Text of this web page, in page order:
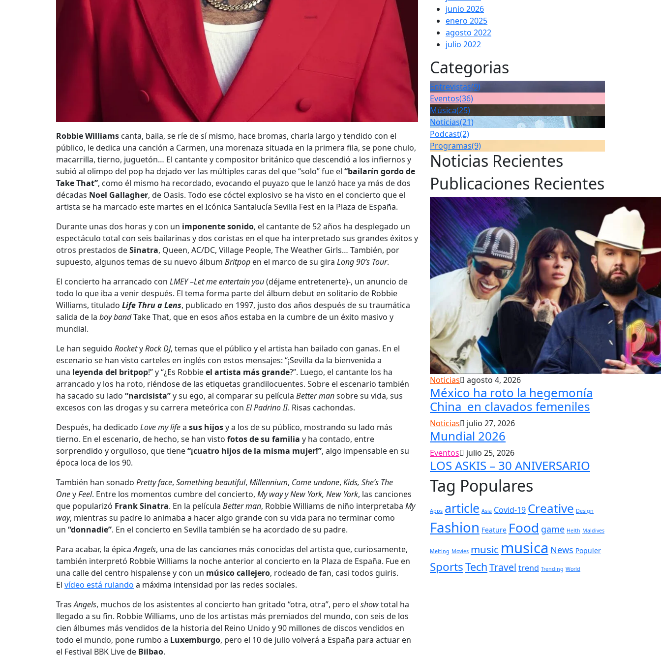
Robbie Williams canta, baila, se ríe de sí mismo, hace bromas, charla largo y tendido con el
público, le dedica una canción a Carmen, una morenaza situada en la primera fila, se pone chulo,
macarrilla, tierno, juguetón… El cantante y compositor británico que descendió a los infiernos y
subió al olimpo del pop ha dejado ver las múltiples caras del que “solo” fue el “bailarín gordo de
Take That”, como él mismo ha recordado, evocando el puyazo que le lanzó hace ya más de dos
décadas Noel Gallagher, de Oasis. Todo ese cóctel explosivo se ha visto en el concierto que el
artista se ha marcado este martes en el Icónica Santalucía Sevilla Fest en la Plaza de España.
Durante unas dos horas y con un imponente sonido, el cantante de 52 años ha desplegado un
espectáculo total con seis bailarinas y dos coristas en el que ha interpretado sus grandes éxitos y
otros prestados deSinatra, Queen, AC/DC, Village People, The Weather Girls… También, por
supuesto, algunos temas de su nuevo álbum Britpop en el marco de su gira Long 90’s Tour.
El concierto ha arrancado con LMEY–Let me entertain you(déjame entretenerte)-, un anuncio de
todo lo que iba a venir después. El tema forma parte del álbum debut en solitario de Robbie
Williams, titulado Life Thru a Lens, publicado en 1997, justo dos años después de su traumática
salida de la boy bandTake That, que en esos años estaba en la cumbre de un éxito masivo y
mundial.
Le han seguido RocketyRock DJ, temas que el público y el artista han bailado con ganas. En el
escenario se han visto carteles en inglés con estos mensajes: “¡Sevilla da la bienvenida a
una leyenda del britpop!” y “¿Es Robbieel artista más grande?”. Luego, el cantante los ha
arrancado y los ha roto, riéndose de las etiquetas grandilocuentes. Sobre el escenario también
ha sacado su lado “narcisista”y su ego, al comparar su película Better mansobre su vida, sus
excesos con las drogas y su carrera meteórica con El Padrino II. Risas cachondas.
Después, ha dedicado Love my lifea sus hijosy a los de su público, mostrando su lado más
tierno. En el escenario, de hecho, se han visto fotos de su familia y ha contado, entre
sorprendido y orgulloso, que tiene“¡cuatro hijos de la misma mujer!”, algo impensable en su
época loca de los 90.
También han sonado Pretty face, Something beautiful, Millennium, Come undone, Kids, She’s The
OneyFeel. Entre los momentos cumbre del concierto, My way y New York, New York, las canciones
que popularizó Frank Sinatra. En la película Better man, Robbie Williams de niño interpretaba My
way, mientras su padre lo animaba a hacer algo grande con su vida para no terminar como
un “donnadie”. En el concierto en Sevilla también se ha acordado de su padre.
Para acabar, la épicaAngels, una de las canciones más conocidas del artista que, curiosamente,
también interpretó Robbie Williams la noche anterior al concierto en la Plaza de España. Fue en
una calle del centro hispalense y con un músico callejero, rodeado de fan, casi todos guiris.
El vídeo está rulando a máxima intensidad por las redes sociales.
TrasAngels, muchos de los asistentes al concierto han gritado “otra, otra”, pero el showtotal ha
llegado a su fin. Robbie Williams, uno de los artistas más premiados del mundo, con seis de los
cien álbumes más vendidos de la historia del Reino Unido y 90 millones de discos vendidos en
todo el mundo, pone rumbo a Luxemburgo, pero el 10 de julio volverá a España para actuar en
el Festival BBK Live de Bilbao.
junio 2026
enero 2025
agosto 2022
julio 2022
Categorias
Entrevistas(9)
Eventos(36)
Música(25)
Noticias(21)
Podcast(2)
Programas(9)
Noticias Recientes
Publicaciones Recientes
Noticias agosto 4, 2026
México ha roto la hegemonía
China en clavados femeniles
Noticias julio 27, 2026
Mundial 2026
Eventos julio 25, 2026
LOS ASKIS – 30 ANIVERSARIO
Tag Populares
Apps article Asia Covid-19 Creative Design
Fashion Feature Food game Helth Maldives
Melting Movies music musica News Populer
SportsTechTravel trend Trending World